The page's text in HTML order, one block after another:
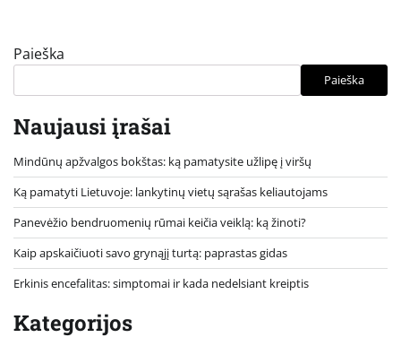
Paieška
Paieška
Naujausi įrašai
Mindūnų apžvalgos bokštas: ką pamatysite užlipę į viršų
Ką pamatyti Lietuvoje: lankytinų vietų sąrašas keliautojams
Panevėžio bendruomenių rūmai keičia veiklą: ką žinoti?
Kaip apskaičiuoti savo grynąjį turtą: paprastas gidas
Erkinis encefalitas: simptomai ir kada nedelsiant kreiptis
Kategorijos